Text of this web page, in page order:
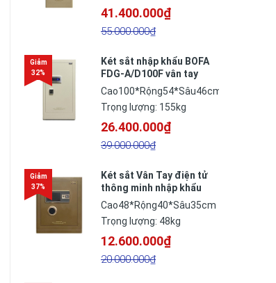
41.400.000₫
55.000.000₫
Két sắt nhập khẩu BOFA
FDG-A/D100F vân tay
thông minh công nghệ
Cao100*Rộng54*Sâu46cm
Trọng lượng: 155kg
26.400.000₫
39.000.000₫
Két sắt Vân Tay điện tử
thông minh nhập khẩu
BF-V-45BS2N công nghệ
Cao48*Rộng40*Sâu35cm
Trọng lượng: 48kg
12.600.000₫
20.000.000₫